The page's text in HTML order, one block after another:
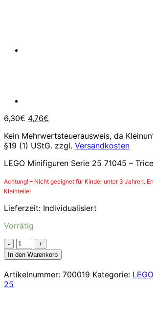
6,30€ Ursprünglicher
war:
6,30€
4,76€
ist:
4,76€.
Kein Mehrwertsteuerausweis, da
§19 (1) UStG. zzgl. Versandkosten
LEGO Minifiguren Serie 25 71045 –
Achtung! – Nicht geeignet für Kinder unter 3 Jahren.
Kleinteile!
Lieferzeit: Individualisiert
Vorrätig
Der
Triceratops
-
71045
In den Warenkorb
Artikelnummer: 700019 Kategorie:
25